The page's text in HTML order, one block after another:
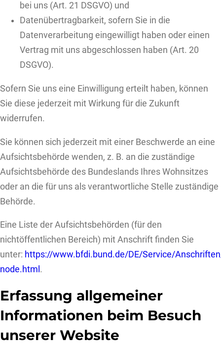
bei uns (Art. 21 DSGVO) und
Datenübertragbarkeit, sofern Sie in die
Datenverarbeitung eingewilligt haben oder einen
Vertrag mit uns abgeschlossen haben (Art. 20
DSGVO).
Sofern Sie uns eine Einwilligung erteilt haben, können
Sie diese jederzeit mit Wirkung für die Zukunft
widerrufen.
Sie können sich jederzeit mit einer Beschwerde an eine
Aufsichtsbehörde wenden, z. B. an die zuständige
Aufsichtsbehörde des Bundeslands Ihres Wohnsitzes
oder an die für uns als verantwortliche Stelle zuständige
Behörde.
Eine Liste der Aufsichtsbehörden (für den
nichtöffentlichen Bereich) mit Anschrift finden Sie
unter: https://www.bfdi.bund.de/DE/Service/
node.html .
Erfassung allgemeiner
Informationen beim Besuch
unserer Website